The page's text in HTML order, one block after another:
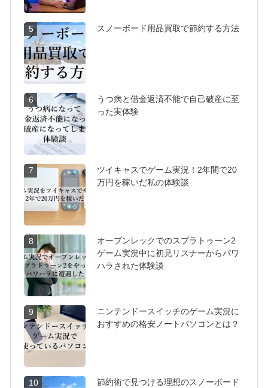
5 スノーボード用品買取で節約する方法
6
うつ病と借金返済不能で自己破産に至
った実体験
7
ツイキャスでゲーム実況！2年間で20
万円を稼いだ私の体験談
8
オープンレックでのスプラトゥーン2
ゲーム実況中に初見リスナーからパワ
ハラされた体験談
9
ニンテンドースイッチのゲーム実況に
おすすめの格安ノートパソコンとは？
10
節約術で見つける理想のスノーボード